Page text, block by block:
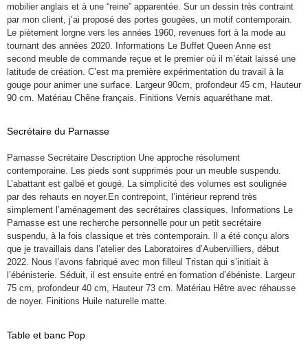
mobilier anglais et à une “reine” apparentée. Sur un dessin très contraint
par mon client, j’ai proposé des portes gougées, un motif contemporain.
Le piètement lorgne vers les années 1960, revenues fort à la mode au
tournant des années 2020. Informations Le Buffet Queen Anne est
second meuble de commande reçue et le premier où il m’était laissé une
latitude de création. C’est ma première expérimentation du travail à la
gouge pour animer une surface. Largeur 90cm, profondeur 45 cm, Hauteur
90 cm. Matériau Chêne français. Finitions Vernis aquaréthane mat.
Secrétaire du Parnasse
Parnasse Secrétaire Description Une approche résolument
contemporaine. Les pieds sont supprimés pour un meuble suspendu.
L’abattant est galbé et gougé. La simplicité des volumes est soulignée
par des rehauts en noyer.En contrepoint, l’intérieur reprend très
simplement l’aménagement des secrétaires classiques. Informations Le
Parnasse est une recherche personnelle pour un petit secrétaire
suspendu, à la fois classique et très contemporain. Il a été conçu alors
que je travaillais dans l’atelier des Laboratoires d’Aubervilliers, début
2022. Nous l’avons fabriqué avec mon filleul Tristan qui s’initiait à
l’ébénisterie. Séduit, il est ensuite entré en formation d’ébéniste. Largeur
75 cm, profondeur 40 cm, Hauteur 73 cm. Matériau Hêtre avec réhausse
de noyer. Finitions Huile naturelle matte.
Table et banc Pop